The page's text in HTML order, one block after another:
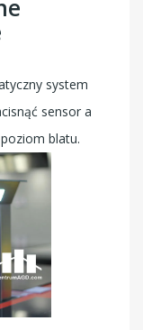
system
sensor a
blatu.